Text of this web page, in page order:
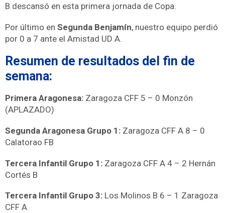
B descansó en esta primera jornada de Copa.
Por último en Segunda Benjamín, nuestro equipo perdió
por 0 a 7 ante el Amistad UD A.
Resumen de resultados del fin de
semana:
Primera Aragonesa: Zaragoza CFF 5 – 0 Monzón
(APLAZADO)
Segunda Aragonesa Grupo 1: Zaragoza CFF A 8 – 0
Calatorao FB
Tercera Infantil Grupo 1: Zaragoza CFF A 4 – 2 Hernán
Cortés B
Tercera Infantil Grupo 3: Los Molinos B 6 – 1 Zaragoza
CFF A